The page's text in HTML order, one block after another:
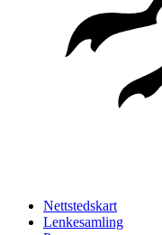
Nettstedskart
Lenkesamling